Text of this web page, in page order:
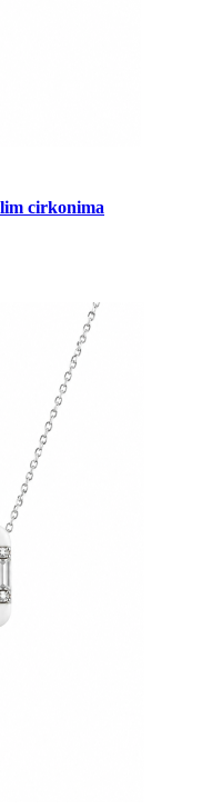
cirkonima